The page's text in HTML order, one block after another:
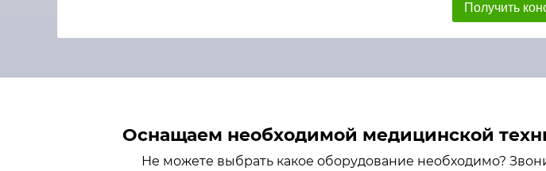
Получить
Оснащаем необходимой медицинской
Не можете выбрать какое оборудование необходимо?